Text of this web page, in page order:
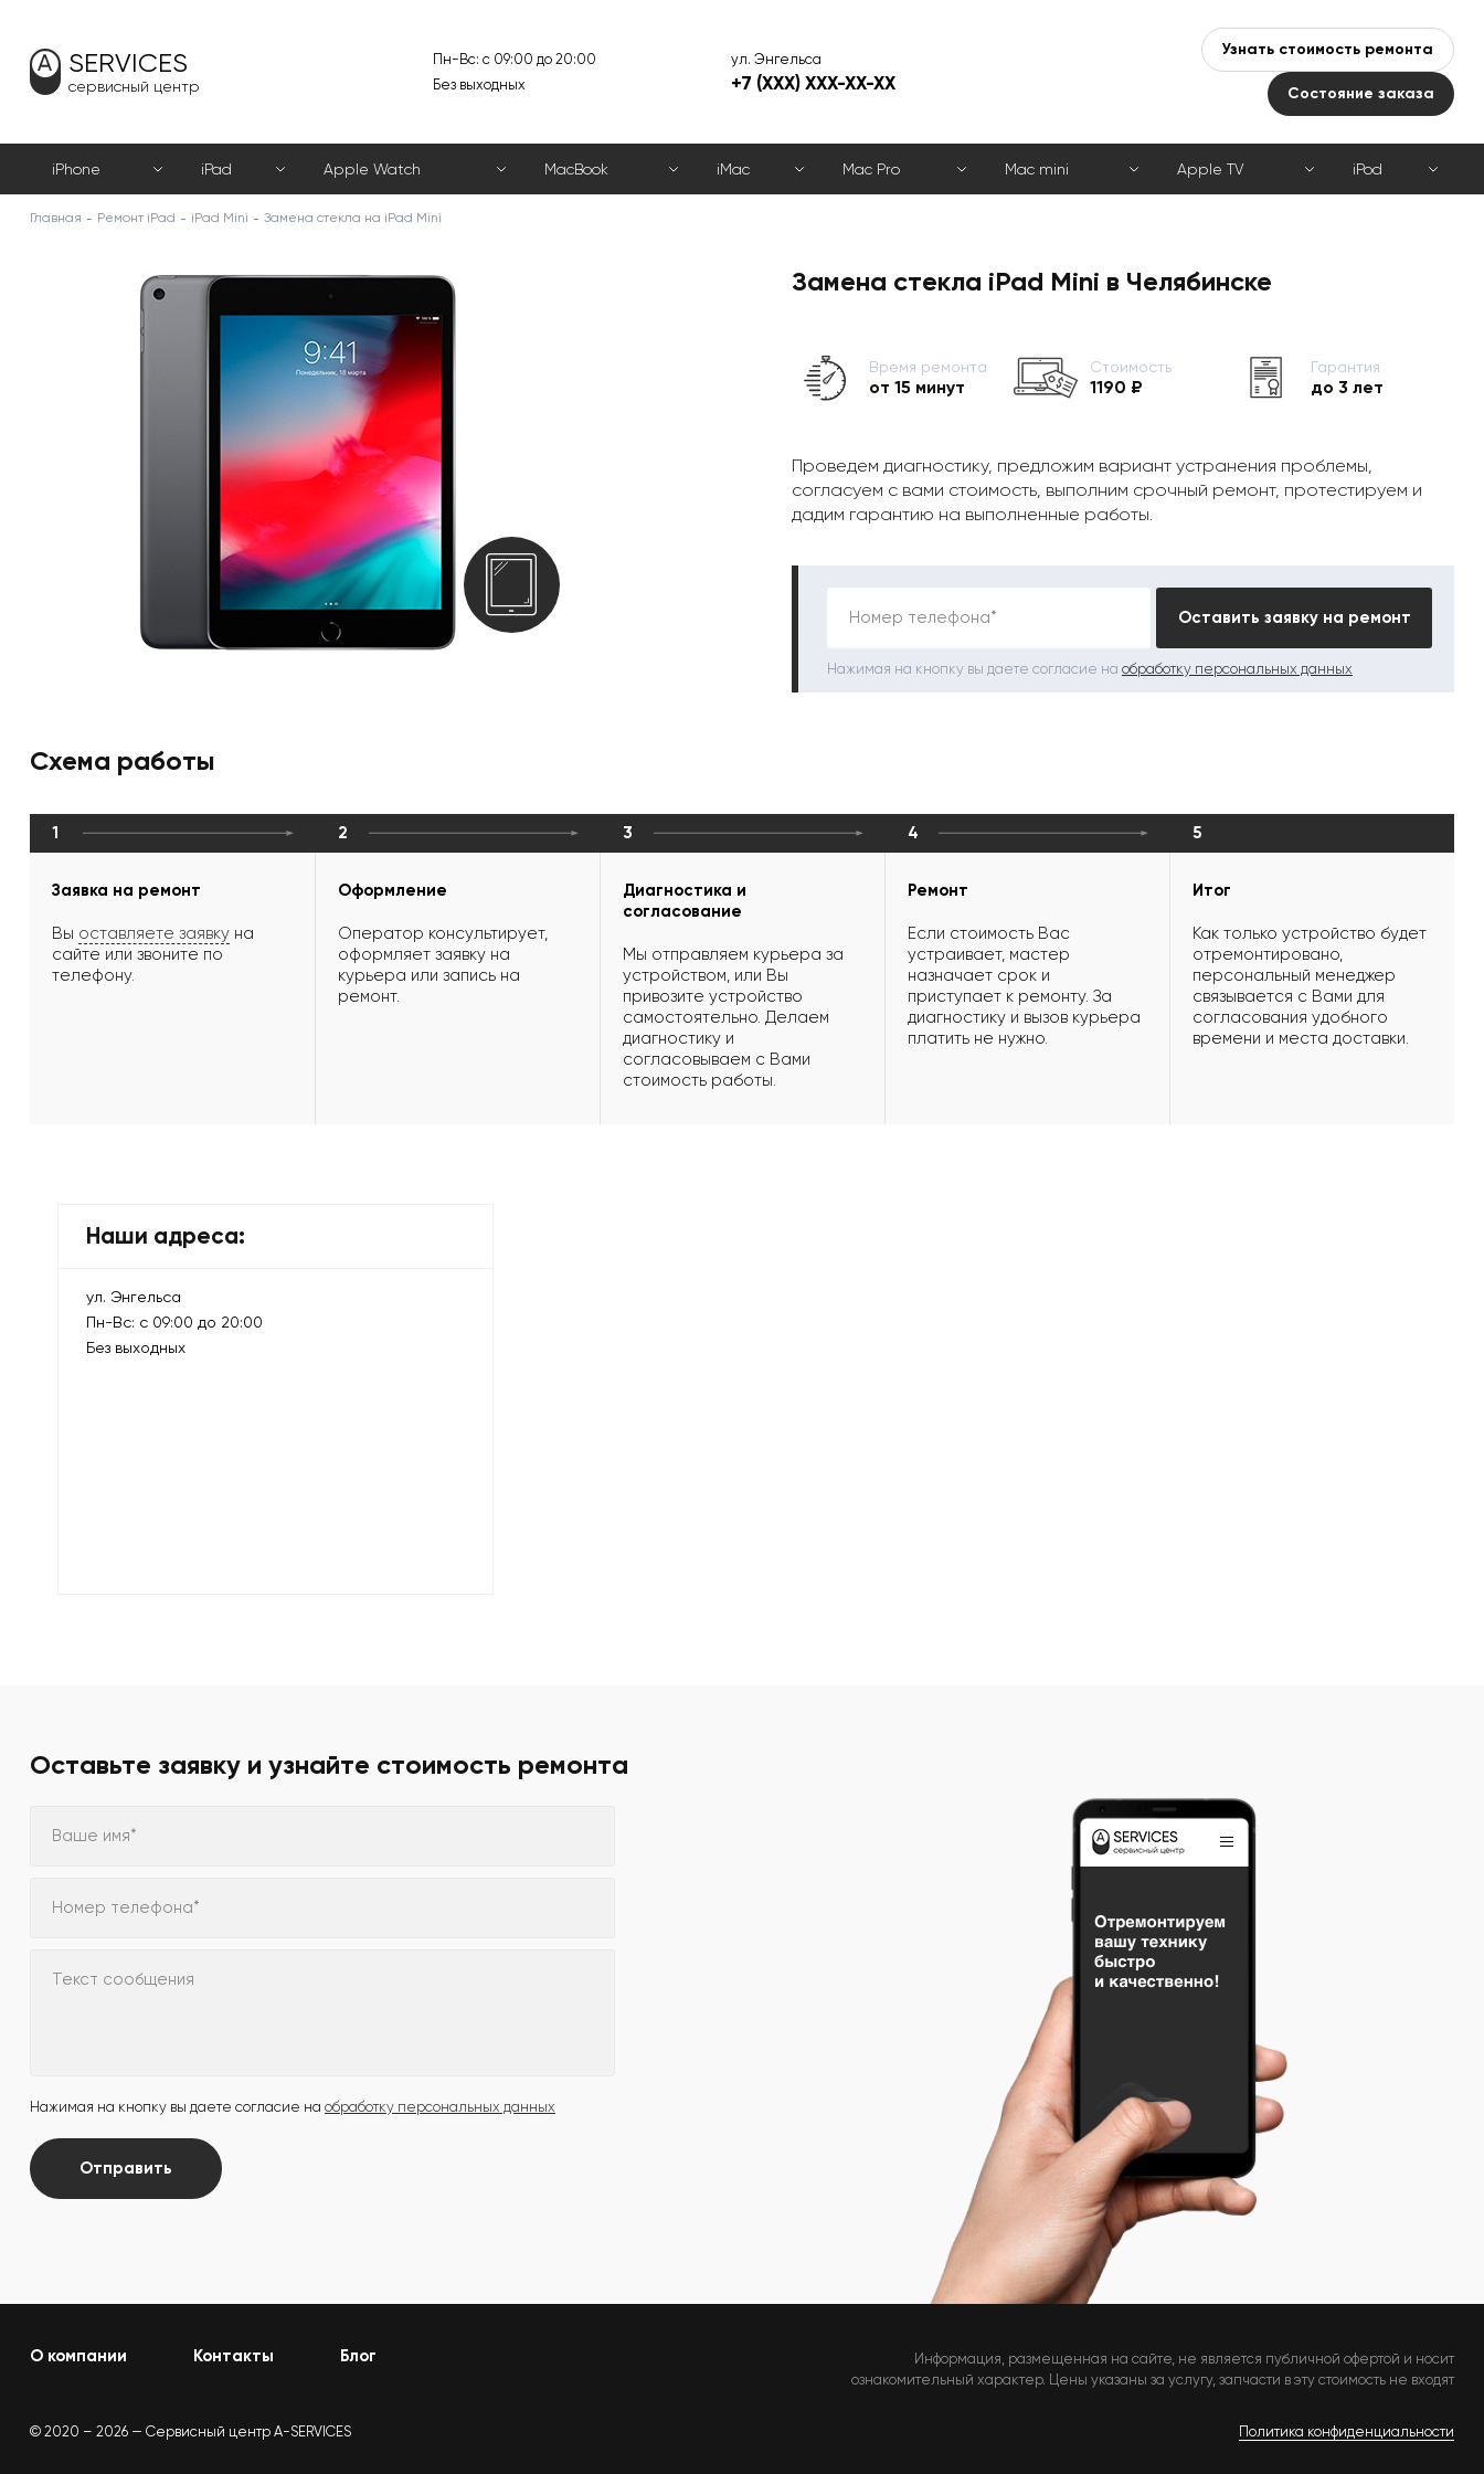
SERVICES
сервисный центр
Пн-Вс: с 09:00 до 20:00
Без выходных
ул. Энгельса
+7 (XXX) XXX-XX-XX
Узнать стоимость ремонта
Состояние заказа
iPhone iPad Apple Watch MacBook iMac Mac Pro Mac mini Apple TV iPod
Главная Ремонт iPad iPad Mini Замена стекла на iPad Mini
Замена стекла iPad Mini в Челябинске
Время ремонта
от 15 минут
Стоимость
1190 ₽
Гарантия
до 3 лет
Проведем диагностику, предложим вариант устранения проблемы,
согласуем с вами стоимость, выполним срочный ремонт, протестируем и
дадим гарантию на выполненные работы.
Номер телефона* Оставить заявку на ремонт
Нажимая на кнопку вы даете согласие на обработку персональных данных
Схема работы
1
Заявка на ремонт
Вы оставляете заявку на
сайте или звоните по
телефону.
2
Оформление
Оператор консультирует,
оформляет заявку на
курьера или запись на
ремонт.
3
Диагностика и
согласование
Мы отправляем курьера за
устройством, или Вы
привозите устройство
самостоятельно. Делаем
диагностику и
согласовываем с Вами
стоимость работы.
4
Ремонт
Если стоимость Вас
устраивает, мастер
назначает срок и
приступает к ремонту. За
диагностику и вызов курьера
платить не нужно.
5
Итог
Как только устройство будет
отремонтировано,
персональный менеджер
связывается с Вами для
согласования удобного
времени и места доставки.
Наши адреса:
ул. Энгельса
Пн-Вс: с 09:00 до 20:00
Без выходных
Оставьте заявку и узнайте стоимость ремонта
Ваше имя*
Номер телефона*
Текст сообщения
Нажимая на кнопку вы даете согласие на обработку персональных данных
Отправить
О компании Контакты Блог
Информация, размещенная на сайте, не является публичной офертой и носит
ознакомительный характер. Цены указаны за услугу, запчасти в эту стоимость не входят
© 2020 – 2026 — Сервисный центр A-SERVICES Политика конфиденциальности